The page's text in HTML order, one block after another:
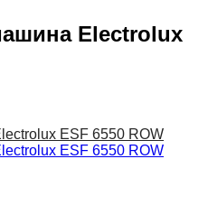
Electrolux